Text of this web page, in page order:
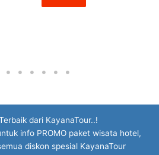
dari KayanaTour..!
info PROMO paket wisata hotel,
diskon spesial KayanaTour